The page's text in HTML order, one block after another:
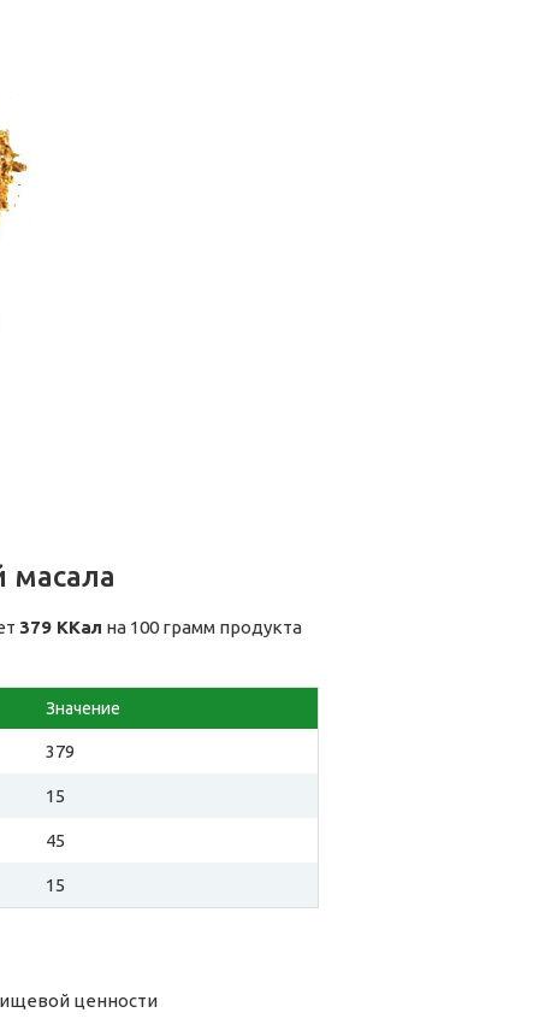
масала
379 ККал на 100 грамм продукта
Значение
379
15
45
15
ценности